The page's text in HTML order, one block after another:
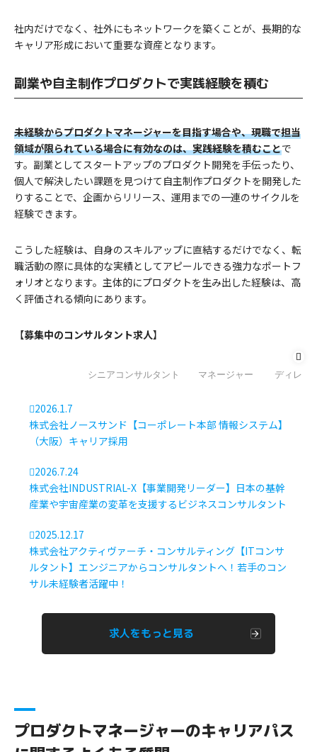
社内だけでなく、社外にもネットワークを築くことが、長期的な
キャリア形成において重要な資産となります。
副業や自主制作プロダクトで実践経験を積む
未経験からプロダクトマネージャーを目指す場合や、現職で担当
領域が限られている場合に有効なのは、実践経験を積むことで
す。副業としてスタートアップのプロダクト開発を手伝ったり、
個人で解決したい課題を見つけて自主制作プロダクトを開発した
りすることで、企画からリリース、運用までの一連のサイクルを
経験できます。
こうした経験は、自身のスキルアップに直結するだけでなく、転
職活動の際に具体的な実績としてアピールできる強力なポートフ
ォリオとなります。主体的にプロダクトを生み出した経験は、高
く評価される傾向にあります。
【募集中のコンサルタント求人】
シニアコンサルタント マネージャー ディレク
2026.1.7
株式会社ノースサンド【コーポレート本部 情報システム】
（大阪）キャリア採用
2026.7.24
株式会社INDUSTRIAL-X【事業開発リーダー】日本の基幹
産業や宇宙産業の変革を支援するビジネスコンサルタント
2025.12.17
株式会社アクティヴァーチ・コンサルティング【ITコンサ
ルタント】エンジニアからコンサルタントへ！若手のコン
サル未経験者活躍中！
求人をもっと見る
プロダクトマネージャーのキャリアパス